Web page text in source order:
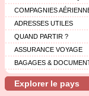
COMPAGNIES
ADRESSES UTILES
QUAND PARTIR ?
ASSURANCE VOYAGE
BAGAGES &
Explorer le pays